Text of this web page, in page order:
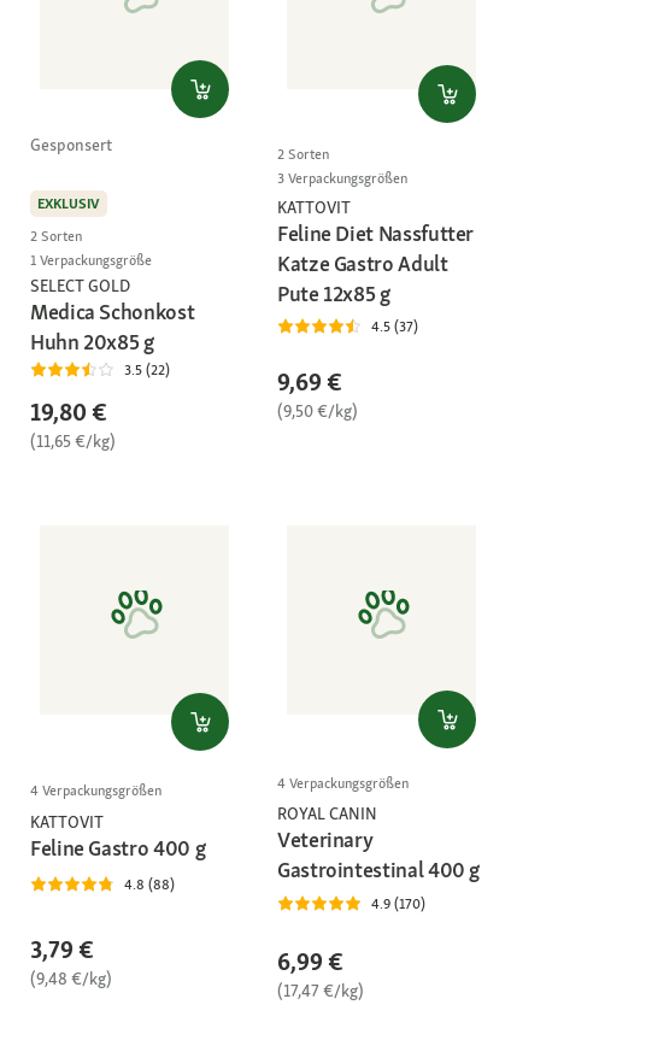
Gesponsert
EXKLUSIV
2 Sorten
1 Verpackungsgröße
SELECT GOLD
Medica Schonkost
Huhn 20x85 g
3.5 (22)
19,80 €
(11,65 €/kg)
2 Sorten
3 Verpackungsgrößen
KATTOVIT
Feline Diet Nassfutter
Katze Gastro Adult
Pute 12x85 g
4.5 (37)
9,69 €
(9,50 €/kg)
4 Verpackungsgrößen
KATTOVIT
Feline Gastro 400 g
4.8 (88)
3,79 €
(9,48 €/kg)
4 Verpackungsgrößen
ROYAL CANIN
Veterinary
Gastrointestinal 400 g
4.9 (170)
6,99 €
(17,47 €/kg)